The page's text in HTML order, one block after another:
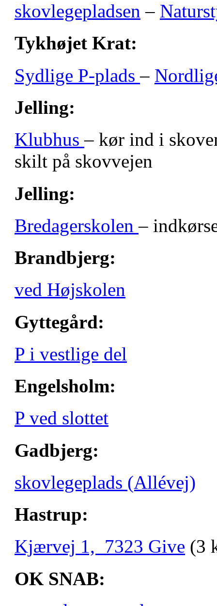
skovlegepladsen –
Tykhøjet Krat:
Sydlige P-plads–
Jelling:
Klubhus– kør ind i
skilt på skovvejen
Jelling:
Bredagerskolen–
Brandbjerg:
ved Højskolen
Gyttegård:
P i vestlige del
Engelsholm:
P ved slottet
Gadbjerg:
skovlegeplads (Allévej)
Hastrup:
Kjærvej 1, 7323 Give (3
OK SNAB: